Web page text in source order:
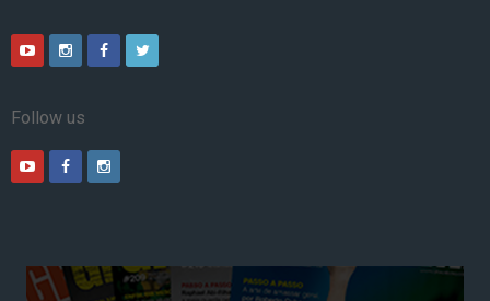
Follow us